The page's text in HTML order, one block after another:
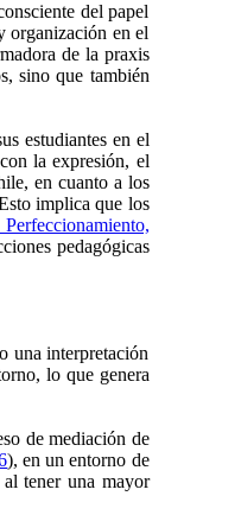
del papel
organización en el
de la praxis
sino que también
estudiantes en el
la expresión, el
en cuanto a los
implica que los
pedagógicas
una interpretación
lo que genera
de mediación de
), en un entorno de
al tener una mayor